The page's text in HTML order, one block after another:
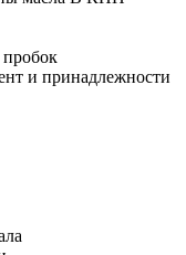
и принадлежности